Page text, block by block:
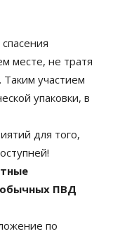
месте, не тратя
участием
упаковки, в
для того,
обычных ПВД
по